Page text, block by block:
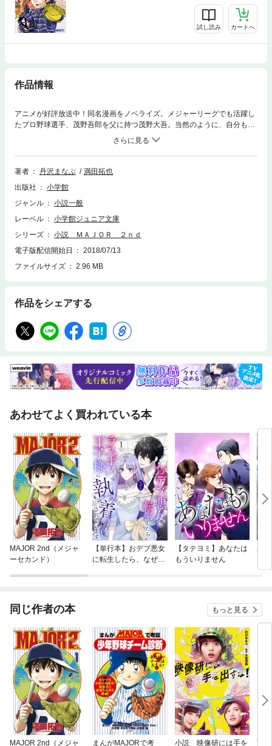
試し読み カートへ
作品情報
アニメが好評放送中！同名漫画をノベライズ。メジャーリーグでも活躍し
たプロ野球選手、茂野吾郎を父に持つ茂野大吾。当然のように、自分もプ
ロ野球選手になりたいと思っていた大吾は小学校4年生になり、野球チー
ム・三船ドルフィンズに入団する。しかし、自分が思うようなプレイはで
きず、まわりからは「これで茂野二世かよ」とまで言われてしまう。すっ
かり自信をなくした大吾は、野球から遠ざかるように……。時は経ち、ス
し、同じく「二世」である佐藤光が転校してきたことで、また野球への道
を進むことに――!?大吾と光の青春と成長を描いた、待望の第1巻！※この
齢：中学年から
著者 丹沢まなぶ
満田拓也
出版社
小学館
ジャンル
小説一般
レーベル
小学館ジュニア文庫
シリーズ
小説 ＭＡＪＯＲ ２ｎｄ
電子版配信開始日
2018/07/13
ファイルサイズ
2.96 MB
作品をシェアする
あわせてよく買われている本
MAJOR 2nd（メジャ
ーセカンド）
【単行本】おデブ悪女
に転生したら、なぜか
【タテヨミ】あなたは
もういりません
バ
今
同じ作者の本 もっと見る
MAJOR 2nd（メジャ まんがMAJORで考 小説 映像研には手を TV